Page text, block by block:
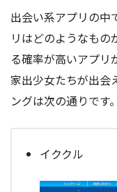
出会い系アプリの中
リはどのようなもの
る確率が高いアプリ
家出少女たちが出会
ングは次の通りです。
イククル